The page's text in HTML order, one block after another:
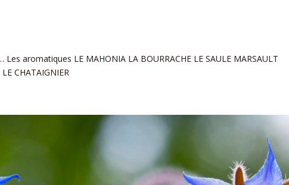
aromatiques LE MAHONIA LA BOURRACHE LE SAULE MARSAULT
LE CHATAIGNIER